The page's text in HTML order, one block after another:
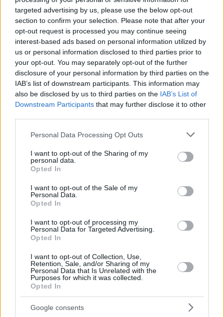
targeted advertising by us, please use the below opt-out
section to confirm your selection. Please note that after your
opt-out request is processed you may continue seeing
interest-based ads based on personal information utilized by
us or personal information disclosed to third parties prior to
your opt-out. You may separately opt-out of the further
disclosure of your personal information by third parties on the
IAB’s list of downstream participants. This information may
also be disclosed by us to third parties on the IAB’s List of
Downstream Participants that may further disclose it to other
Please note that this website/app uses one or more Google
not limited to your visit or usage behaviour. You may click to
grant or deny consent to Google and its third-party tags to
use your data for below specified purposes in below Google
consent section.
Personal Data Processing Opt Outs
I want to opt-out of the Sharing of my
personal data.
Opted In
I want to opt-out of the Sale of my
Personal Data.
Opted In
I want to opt-out of processing my
Personal Data for Targeted Advertising.
Opted In
I want to opt-out of Collection, Use,
Retention, Sale, and/or Sharing of my
Personal Data that Is Unrelated with the
Purposes for which it was collected.
Opted In
Google consents
del trasferimento dei suoi beni. Rapporti precedenti hanno
evidenziato il suo interesse nel collezionare auto di alto
valore, tra cui modelli di Porsche 911 Targa, che ha descritto
come acquisti di investimento destinati ad aumentare di valore
nel tempo.
Se ve lo siete perso: l‘investigatore rende pubblica la
presunta operazione contro il Partito Tisza, segue la
perquisizione della casa. Inoltre,il team del Premier Orbán
potrebbe preparare qualcosa di violento a Győr
, suggerisce il
sindaco.
La famiglia è presente negli Emirati Arabi Uniti
Le fonti sostengono anche che György Matolcsy, ex
periodo significativo a Dubai negli ultimi mesi, riferendo di
essere tornato in Ungheria solo brevemente e a intermittenza.
Gli sviluppi arrivano nel contesto di un continuo controllo
banca centrale. Sebbene siano state avviate delle indagini,
non sono stati nominati ufficialmente dei sospetti.
categoria politica #categoria politica ungherese
categoria vita in ungherese #elezioni
governo ungherese
Leave a Reply
Your email address will not be published. *